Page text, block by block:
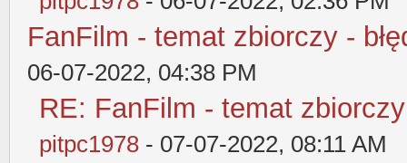
FanFilm - temat zbiorczy -
06-07-2022, 04:38 PM
RE: FanFilm - temat
pitpc1978 - 07-07-2022, 08:11 AM